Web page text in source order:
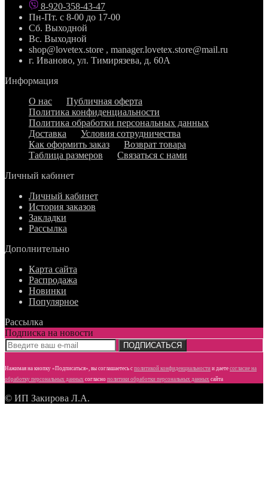
8-920-358-43-47
Пн-Пт. с 8-00 до 17-00
Сб. Выходной
Вс. Выходной
shop@lovetex.store , manager.lovetex.store@mail.ru
г. Иваново, ул. Тимирязева, д. 60А
Информация
О нас
Публичная оферта
Политика конфиденциальности
Политика обработки персональных данных
Доставка
Условия сотрудничества
Как оформить заказ
Возврат товара
Таблица размеров
Связаться с нами
Личный кабинет
Личный кабинет
История заказов
Закладки
Рассылка
Дополнительно
Карта сайта
Распродажа
Новинки
Популярное
Рассылка
Подписка на новости
ПОДПИСАТЬСЯ
Нажимая на кнопку «Подписаться», вы соглашаетесь с политикой конфиденциальности и даете согласие на
обработку персональных данных согласно политики обработки персональных данных сайта
© ИП Закирова Л.А.